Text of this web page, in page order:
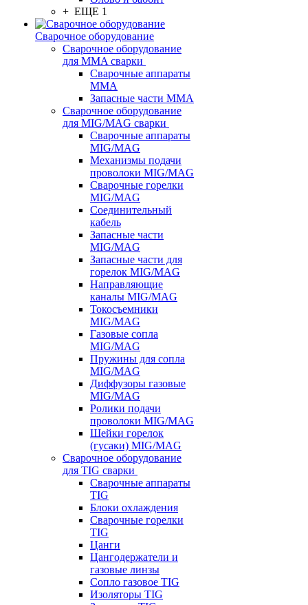
+ ЕЩЕ 1
Сварочное оборудование
Сварочное оборудование
для MMA сварки
Сварочные аппараты
MMA
Запасные части MMA
Сварочное оборудование
для MIG/MAG сварки
Сварочные аппараты
MIG/MAG
Механизмы подачи
проволоки MIG/MAG
Сварочные горелки
MIG/MAG
Соединительный
кабель
Запасные части
MIG/MAG
Запасные части для
горелок MIG/MAG
Направляющие
каналы MIG/MAG
Токосъемники
MIG/MAG
Газовые сопла
MIG/MAG
Пружины для сопла
MIG/MAG
Диффузоры газовые
MIG/MAG
Ролики подачи
проволоки MIG/MAG
Шейки горелок
(гусаки) MIG/MAG
Сварочное оборудование
для TIG сварки
Сварочные аппараты
TIG
Блоки охлаждения
Сварочные горелки
TIG
Цанги
Цангодержатели и
газовые линзы
Сопло газовое TIG
Изоляторы TIG